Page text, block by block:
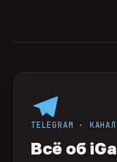
TELEGRAM ·
Всё об